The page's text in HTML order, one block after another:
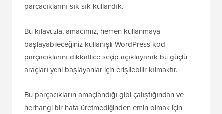
parçacıklarını sık sık kullandık.
Bu kılavuzla, amacımız, hemen kullanmaya
başlayabileceğiniz kullanışlı WordPress kod
parçacıklarını dikkatlice seçip açıklayarak bu güçlü
araçları yeni başlayanlar için erişilebilir kılmaktır.
Bu parçacıkların amaçlandığı gibi çalıştığından ve
herhangi bir hata üretmediğinden emin olmak için